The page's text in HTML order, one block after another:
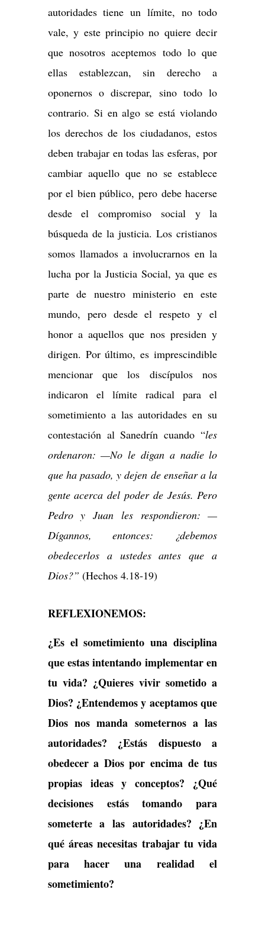
autoridades tiene un límite, no todo
vale, y este principio no quiere decir
que nosotros aceptemos todo lo que
ellas establezcan, sin derecho a
oponernos o discrepar, sino todo lo
contrario. Si en algo se está violando
los derechos de los ciudadanos, estos
deben trabajar en todas las esferas, por
cambiar aquello que no se establece
por el bien público, pero debe hacerse
desde el compromiso social y la
búsqueda de la justicia. Los cristianos
somos llamados a involucrarnos en la
lucha por la Justicia Social, ya que es
parte de nuestro ministerio en este
mundo, pero desde el respeto y el
honor a aquellos que nos presiden y
dirigen. Por último, es imprescindible
mencionar que los discípulos nos
indicaron el límite radical para el
sometimiento a las autoridades en su
contestación al Sanedrín cuando “les
ordenaron: —No le digan a nadie lo
que ha pasado, y dejen de enseñar a la
gente acerca del poder de Jesús. Pero
Pedro y Juan les respondieron: —
Dígannos, entonces: ¿debemos
obedecerlos a ustedes antes que a
Dios?” (Hechos 4.18-19)
REFLEXIONEMOS:
¿Es el sometimiento una disciplina
que estas intentando implementar en
tu vida? ¿Quieres vivir sometido a
Dios? ¿Entendemos y aceptamos que
Dios nos manda someternos a las
autoridades? ¿Estás dispuesto a
obedecer a Dios por encima de tus
propias ideas y conceptos? ¿Qué
decisiones estás tomando para
someterte a las autoridades? ¿En
qué áreas necesitas trabajar tu vida
para hacer una realidad el
sometimiento?